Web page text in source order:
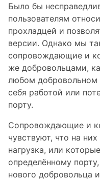
Было бы
пользователям
прохладцей и
версии. Однако мы
сопровождающие и
же добровольцами,
любом добровольном
себя работой или
порту.
Сопровождающие и
чувствуют, что на
нагрузка, или
определённому
нового добровольца